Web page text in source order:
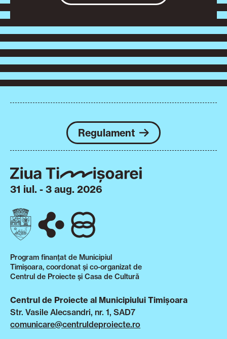
Regulament
31 iul. - 3 aug. 2026
Program finanțat de Municipiul
Timișoara, coordonat și co-organizat de
Centrul de Proiecte și Casa de Cultură
Centrul de Proiecte al Municipiului Timișoara
Str. Vasile Alecsandri, nr. 1, SAD7
comunicare@centruldeproiecte.ro